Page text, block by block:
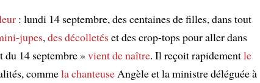
: lundi 14 septembre, des centaines de filles, dans tout
jupes, des décolletéset des crop-tops pour aller dans
du 14 septembre » vient de naître. Il reçoit rapidementle
commela chanteuse Angèle et la ministre déléguée à